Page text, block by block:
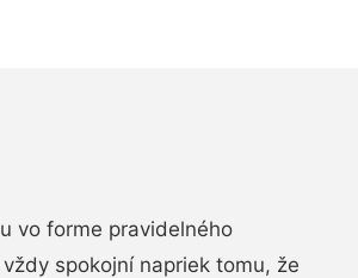
vo forme pravidelného
spokojní napriek tomu, že